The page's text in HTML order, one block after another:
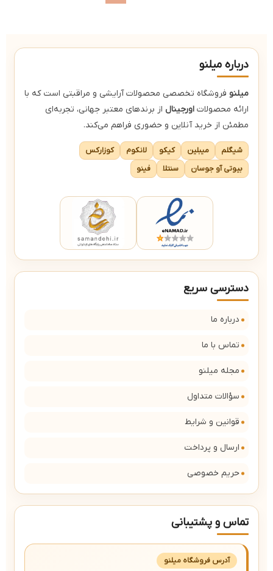
درباره میلنو
میلنو فروشگاه تخصصی محصولات آرایشی و مراقبتی است که با
ارائه محصولات اورجینال از برندهای معتبر جهانی، تجربه‌ای
مطمئن از خرید آنلاین و حضوری فراهم می‌کند.
شیگلم میبلین کیکو لانکوم
کوزارکس
بیوتی آو جوسان
سنتلا فینو
دسترسی سریع
درباره ما
تماس با ما
مجله میلنو
سؤالات متداول
قوانین و شرایط
ارسال و پرداخت
حریم خصوصی
تماس و پشتیبانی
آدرس فروشگاه میلنو